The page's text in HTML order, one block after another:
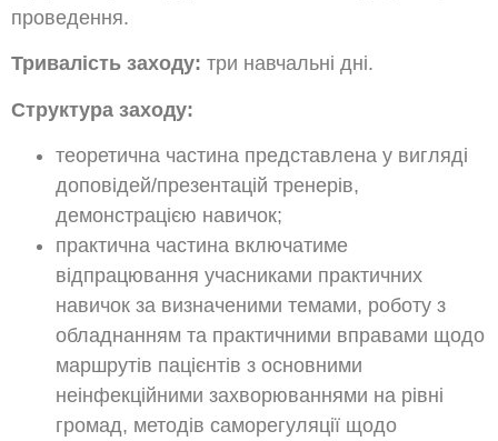
проведення.
Тривалість заходу: три навчальні дні.
Структура заходу:
теоретична частина представлена у вигляді
доповідей/презентацій тренерів,
демонстрацією навичок;
практична частина включатиме
відпрацювання учасниками практичних
навичок за визначеними темами, роботу з
обладнанням та практичними вправами щодо
маршрутів пацієнтів з основними
неінфекційними захворюваннями на рівні
громад, методів саморегуляції щодо